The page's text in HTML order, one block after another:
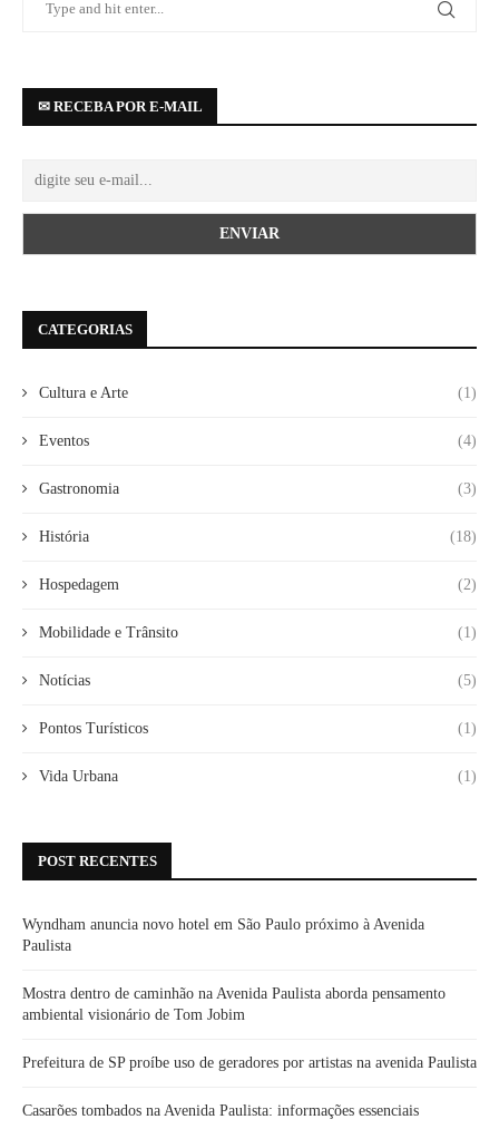
✉ RECEBA POR E-MAIL
CATEGORIAS
Cultura e Arte (1)
Eventos (4)
Gastronomia (3)
História (18)
Hospedagem (2)
Mobilidade e Trânsito (1)
Notícias (5)
Pontos Turísticos (1)
Vida Urbana (1)
POST RECENTES
Wyndham anuncia novo hotel em São Paulo próximo à Avenida
Paulista
Mostra dentro de caminhão na Avenida Paulista aborda pensamento
ambiental visionário de Tom Jobim
Prefeitura de SP proíbe uso de geradores por artistas na avenida Paulista
Casarões tombados na Avenida Paulista: informações essenciais